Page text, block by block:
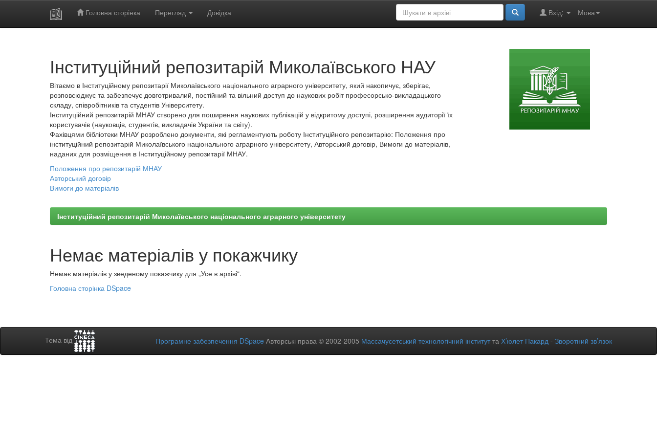
Головна сторінка Перегляд Довідка Мова
Вхід:
Інституційний репозитарій Миколаївського НАУ
Вітаємо в Інституційному репозитарії Миколаївського національного аграрного університету, який накопичує, зберігає,
розповсюджує та забезпечує довготривалий, постійний та вільний доступ до наукових робіт професорсько-викладацького
складу, співробітників та студентів Університету.
Інституційний репозитарій МНАУ створено для поширення наукових публікацій у відкритому доступі, розширення аудиторії їх
користувачів (науковців, студентів, викладачів України та світу).
Фахівцями бібліотеки МНАУ розроблено документи, які регламентують роботу Інституційного репозитарію: Положення про
інституційний репозитарій Миколаївського національного аграрного університету, Авторський договір, Вимоги до матеріалів,
наданих для розміщення в Інституційному репозитарії МНАУ.
Положення про репозитарій МНАУ
Авторський договір
Вимоги до матеріалів
Інституційний репозитарій Миколаївського національного аграрного університету
Немає матеріалів у покажчику
Немає матеріалів у зведеному покажчику для „Усе в архіві“.
Головна сторінка DSpace
Тема від Програмне забезпечення DSpace Авторські права © 2002-2005 Массачусетський технологічний інститутта Х’юлет Пакард - Зворотний зв’язок